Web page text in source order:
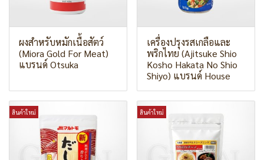
ผงสำหรับหมักเนื้อสัตว์
(Miora Gold For Meat)
แบรนด์ Otsuka
เครื่องปรุงรสเกลือและ
พริกไทย (Ajitsuke Shio
Kosho Hakata No Shio
Shiyo) แบรนด์ House
สินค้าใหม่ สินค้าใหม่